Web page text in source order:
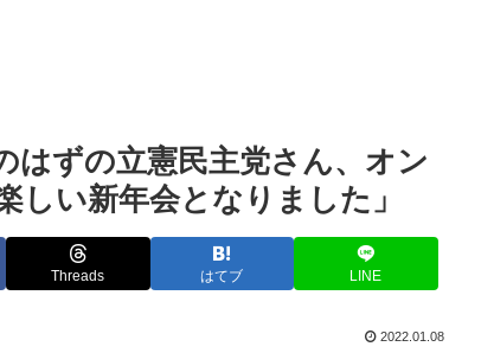
はずの立憲民主党さん、オン
しい新年会となりました」
Threads はてブ LINE
2022.01.08